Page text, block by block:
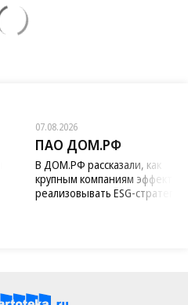
07.08.2026
ПАО ДОМ.РФ
В ДОМ.РФ рассказали, как
крупным компаниям
реализовывать ESG-стратегию